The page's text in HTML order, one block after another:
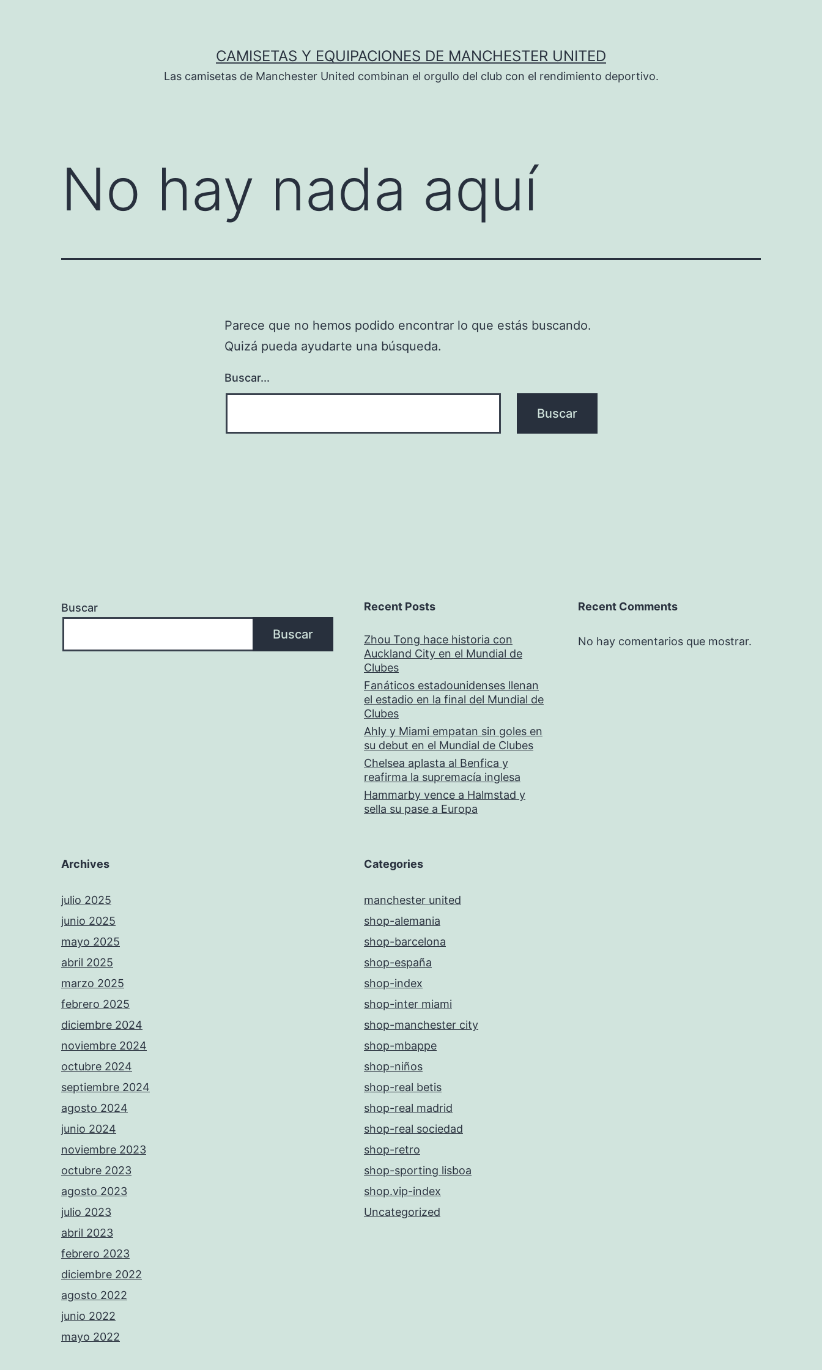
CAMISETAS Y EQUIPACIONES DE MANCHESTER UNITED
Las camisetas de Manchester United combinan el orgullo del club con el rendimiento deportivo.
No hay nada aquí
Parece que no hemos podido encontrar lo que estás buscando.
Quizá pueda ayudarte una búsqueda.
Buscar...
Buscar
Buscar
Recent Posts
Zhou Tong hace historia con
Auckland City en el Mundial de
Clubes
Fanáticos estadounidenses llenan
el estadio en la final del Mundial de
Clubes
Ahly y Miami empatan sin goles en
su debut en el Mundial de Clubes
Chelsea aplasta al Benfica y
reafirma la supremacía inglesa
Hammarby vence a Halmstad y
sella su pase a Europa
Recent Comments
No hay comentarios que mostrar.
Archives
julio 2025
junio 2025
mayo 2025
abril 2025
marzo 2025
febrero 2025
diciembre 2024
noviembre 2024
octubre 2024
septiembre 2024
agosto 2024
junio 2024
noviembre 2023
octubre 2023
agosto 2023
julio 2023
abril 2023
febrero 2023
diciembre 2022
agosto 2022
junio 2022
mayo 2022
Categories
manchester united
shop-alemania
shop-barcelona
shop-españa
shop-index
shop-inter miami
shop-manchester city
shop-mbappe
shop-niños
shop-real betis
shop-real madrid
shop-real sociedad
shop-retro
shop-sporting lisboa
shop.vip-index
Uncategorized